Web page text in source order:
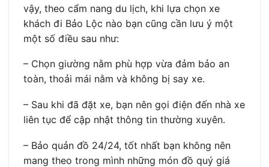
vậy, theo cẩm nang du lịch, khi lựa chọn xe
khách đi Bảo Lộc nào bạn cũng cần lưu ý một
một số điều sau như:
– Chọn giường nằm phù hợp vừa đảm bảo an
toàn, thoải mái nằm và không bị say xe.
– Sau khi đã đặt xe, bạn nên gọi điện đến nhà xe
liên tục để cập nhật thông tin thường xuyên.
– Bảo quản đồ 24/24, tốt nhất bạn không nên
mang theo trong mình những món đồ quý giá